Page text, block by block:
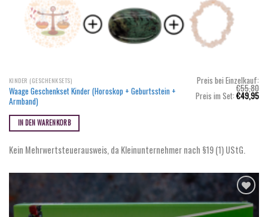
KINDER (GESCHENKSETS)
Waage Geschenkset Kinder (Horoskop + Geburtsstein +
Armband)
Preis bei Einzelkauf:
€55,80
Ursprünglicher
Preis
Preis im Set: €49,95
IN DEN WARENKORB
Kein Mehrwertsteuerausweis, da Kleinunternehmer nach §19 (1) UStG.